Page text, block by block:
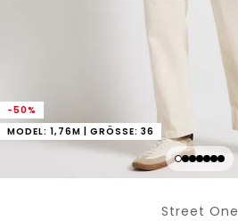
-50%
MODEL: 1,76M | GRÖSSE: 36
Street One